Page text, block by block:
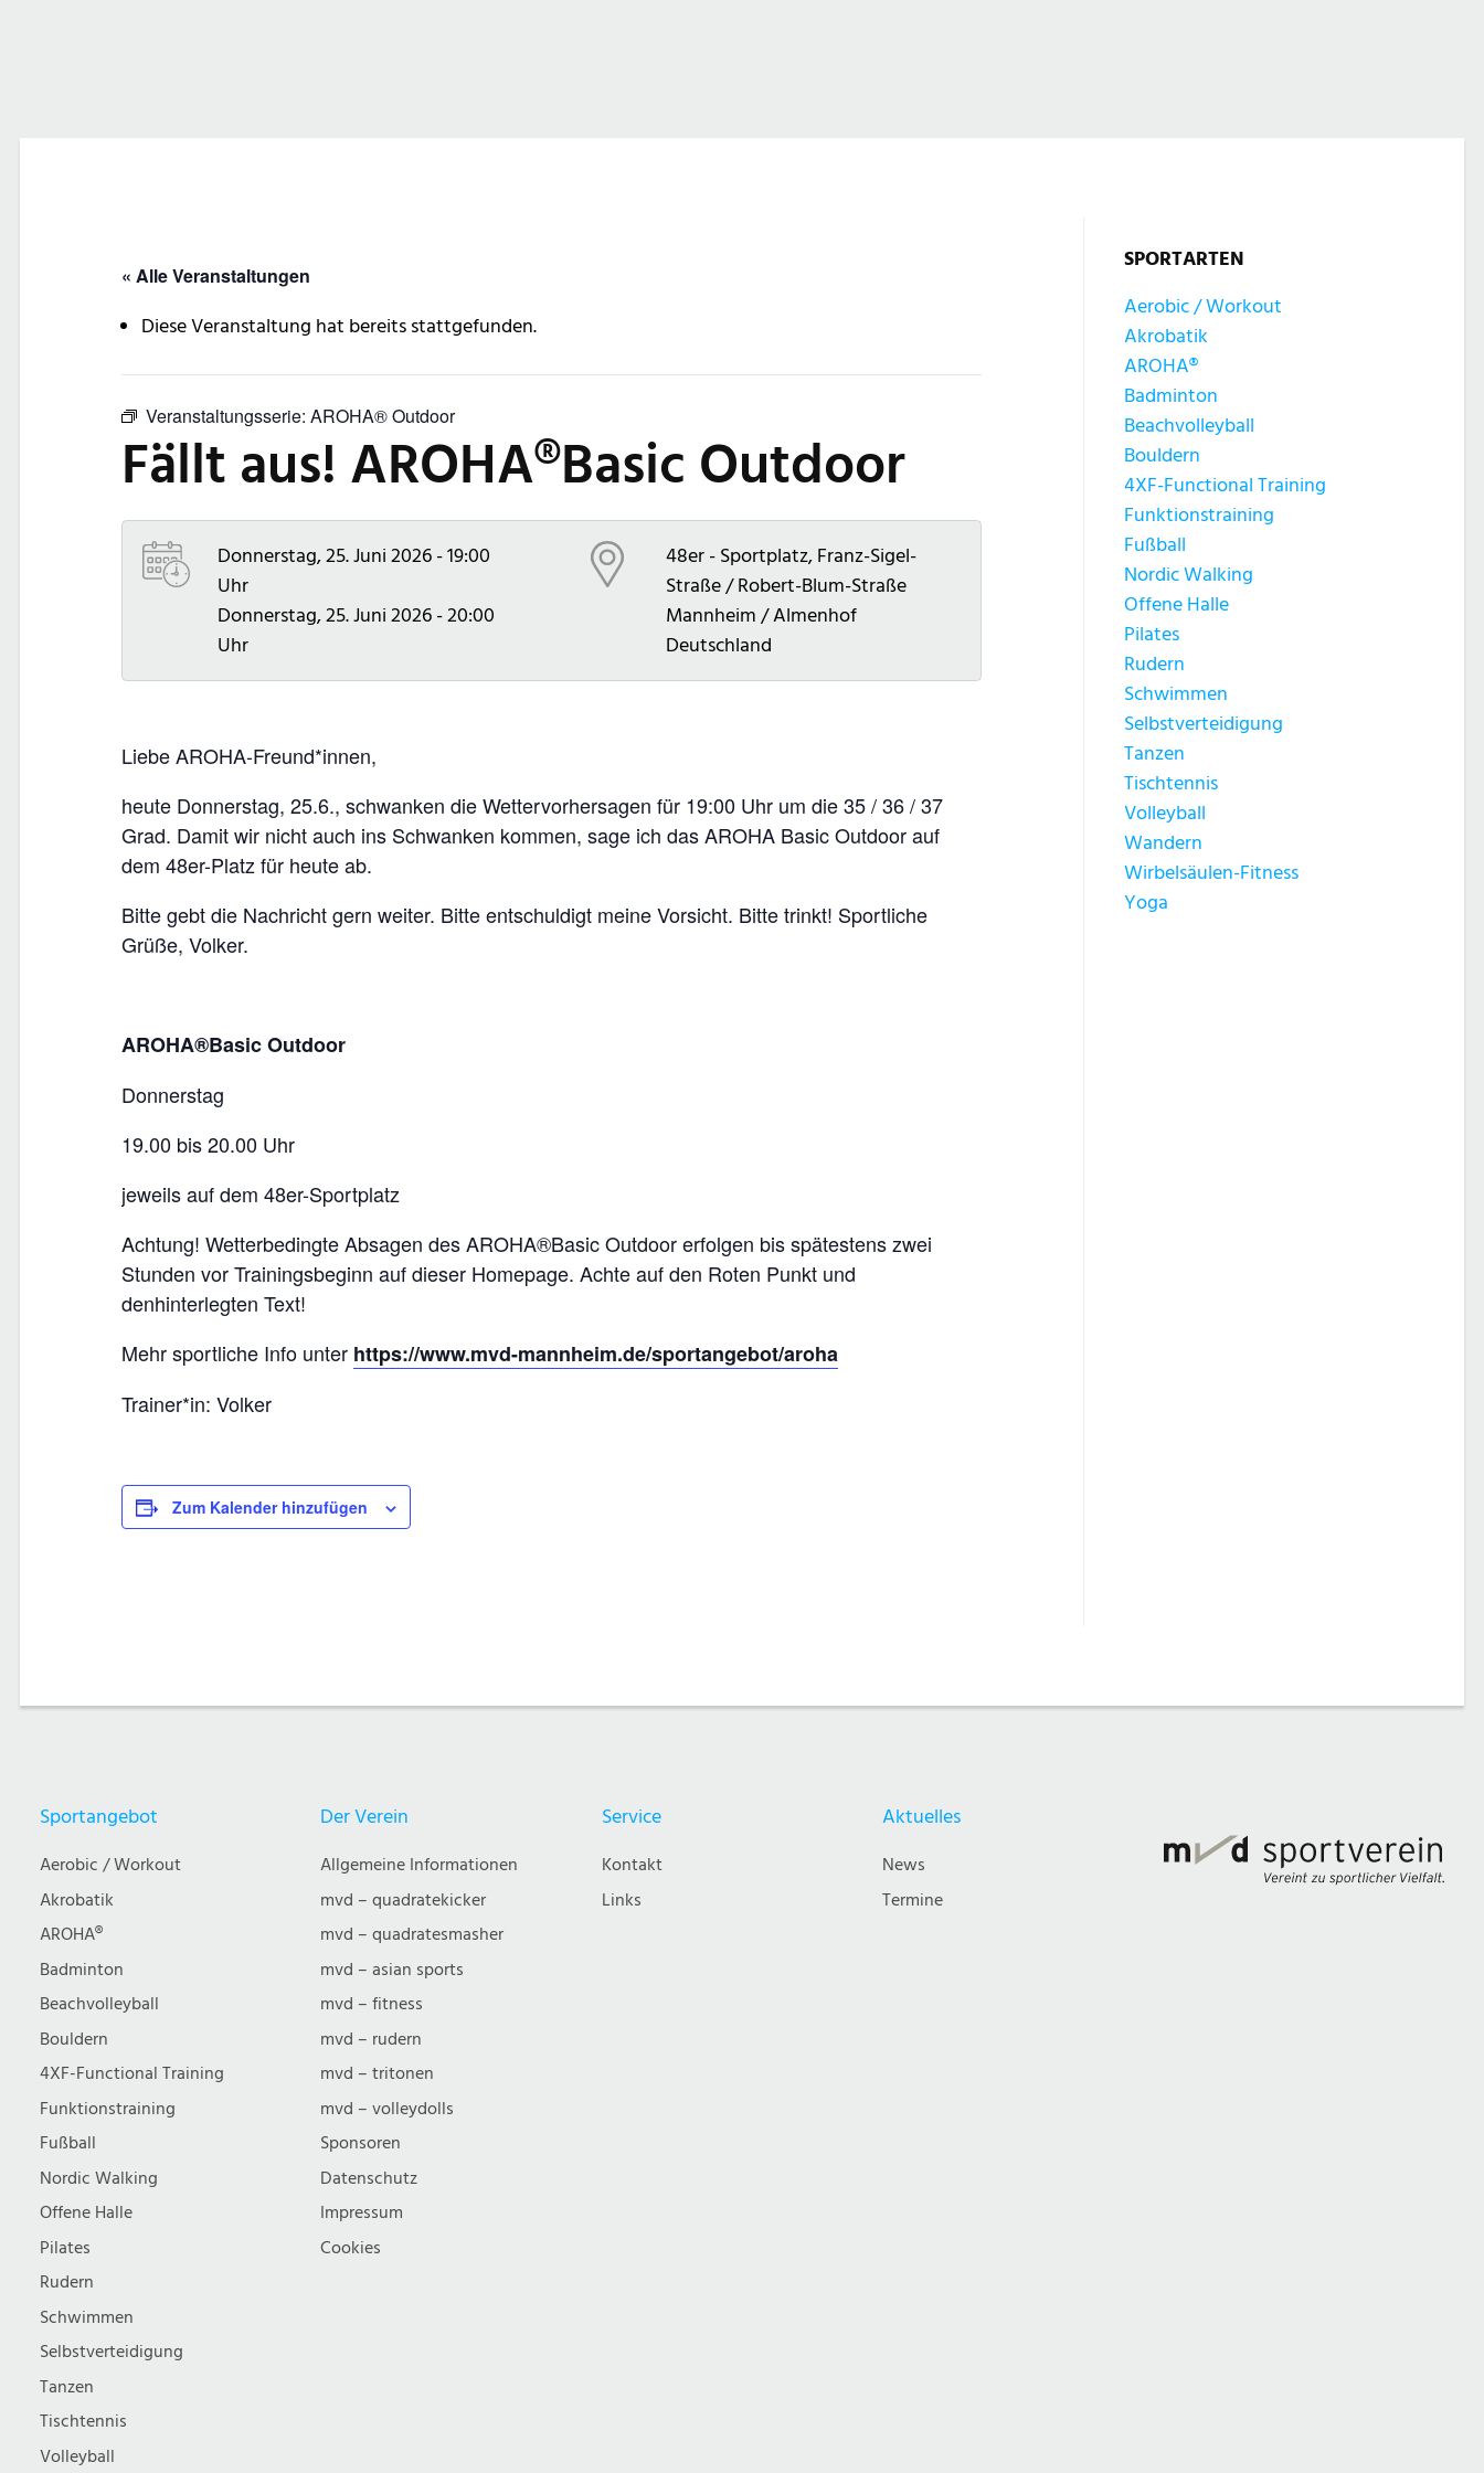
« Alle Veranstaltungen
Diese Veranstaltung hat bereits stattgefunden.
Veranstaltungsserie: AROHA® Outdoor
Fällt aus! AROHA®Basic Outdoor
Donnerstag, 25. Juni 2026 - 19:00
Uhr
Donnerstag, 25. Juni 2026 - 20:00
Uhr
48er - Sportplatz, Franz-Sigel-
Straße / Robert-Blum-Straße
Mannheim / Almenhof
Deutschland
Liebe AROHA-Freund*innen,
heute Donnerstag, 25.6., schwanken die Wettervorhersagen für 19:00 Uhr um die 35 / 36 / 37
Grad. Damit wir nicht auch ins Schwanken kommen, sage ich das AROHA Basic Outdoor auf
dem 48er-Platz für heute ab.
Bitte gebt die Nachricht gern weiter. Bitte entschuldigt meine Vorsicht. Bitte trinkt! Sportliche
Grüße, Volker.
AROHA®Basic Outdoor
Donnerstag
19.00 bis 20.00 Uhr
jeweils auf dem 48er-Sportplatz
Achtung! Wetterbedingte Absagen des AROHA®Basic Outdoor erfolgen bis spätestens zwei
Stunden vor Trainingsbeginn auf dieser Homepage. Achte auf den Roten Punkt und
denhinterlegten Text!
Mehr sportliche Info unter https://www.mvd-mannheim.de/sportangebot/aroha
Trainer*in: Volker
Zum Kalender hinzufügen
SPORTARTEN
Aerobic / Workout
Akrobatik
AROHA®
Badminton
Beachvolleyball
Bouldern
4XF-Functional Training
Funktionstraining
Fußball
Nordic Walking
Offene Halle
Pilates
Rudern
Schwimmen
Selbstverteidigung
Tanzen
Tischtennis
Volleyball
Wandern
Wirbelsäulen-Fitness
Yoga
Sportangebot
Aerobic / Workout
Akrobatik
AROHA®
Badminton
Beachvolleyball
Bouldern
4XF-Functional Training
Funktionstraining
Fußball
Nordic Walking
Offene Halle
Pilates
Rudern
Schwimmen
Selbstverteidigung
Tanzen
Tischtennis
Volleyball
Der Verein
Allgemeine Informationen
mvd – quadratekicker
mvd – quadratesmasher
mvd – asian sports
mvd – fitness
mvd – rudern
mvd – tritonen
mvd – volleydolls
Sponsoren
Datenschutz
Impressum
Cookies
Service
Kontakt
Links
Aktuelles
News
Termine